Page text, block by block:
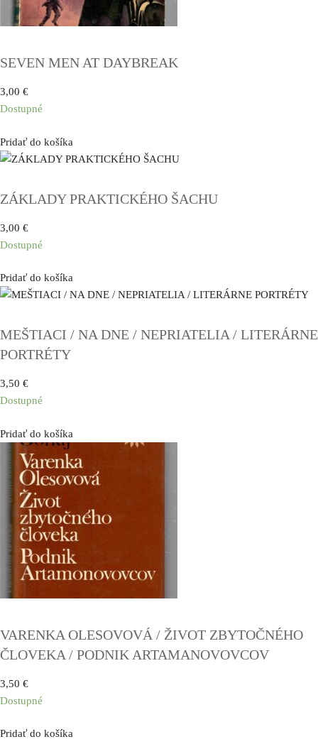
SEVEN MEN AT DAYBREAK
3,00 €
Dostupné
Pridať do košíka
ZÁKLADY PRAKTICKÉHO ŠACHU
3,00 €
Dostupné
Pridať do košíka
MEŠTIACI / NA DNE / NEPRIATELIA / LITERÁRNE
PORTRÉTY
3,50 €
Dostupné
Pridať do košíka
VARENKA OLESOVOVÁ / ŽIVOT ZBYTOČNÉHO
ČLOVEKA / PODNIK ARTAMANOVOVCOV
3,50 €
Dostupné
Pridať do košíka